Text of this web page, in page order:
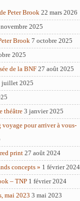
Peter Brook 22 mars 2026
2025
Brook 7 octobre 2025
2025
de la BNF 27 août 2025
juillet 2025
théâtre 3 janvier 2025
pour arriver à vous-
print 27 août 2024
concepts » 1 février 2024
– TNP 1 février 2024
mai 2023 3 mai 2023